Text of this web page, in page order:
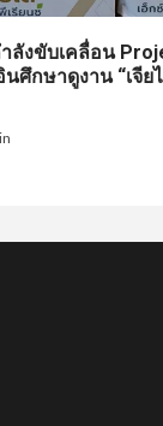
ลังขับเคลื่อน
ศึกษาดูงาน “เจีย